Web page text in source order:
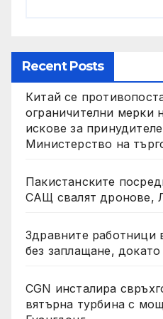
Recent Posts
Китай се
ограничителни мерки
искове за
Министерство на
Пакистанските
САЩ свалят дронове,
Здравните работници
без заплащане,
CGN инсталира
вятърна турбина с